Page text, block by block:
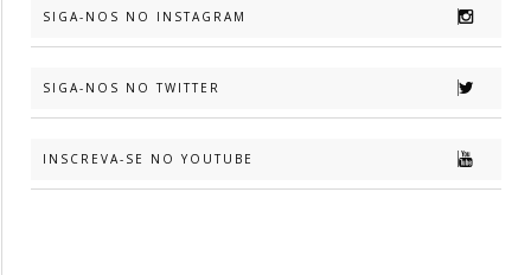
SIGA-NOS NO INSTAGRAM
SIGA-NOS NO TWITTER
INSCREVA-SE NO YOUTUBE